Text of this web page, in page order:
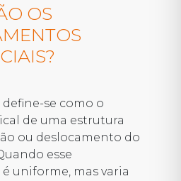
OS
se como o
de uma estrutura
ou deslocamento do
esse
uniforme, mas varia